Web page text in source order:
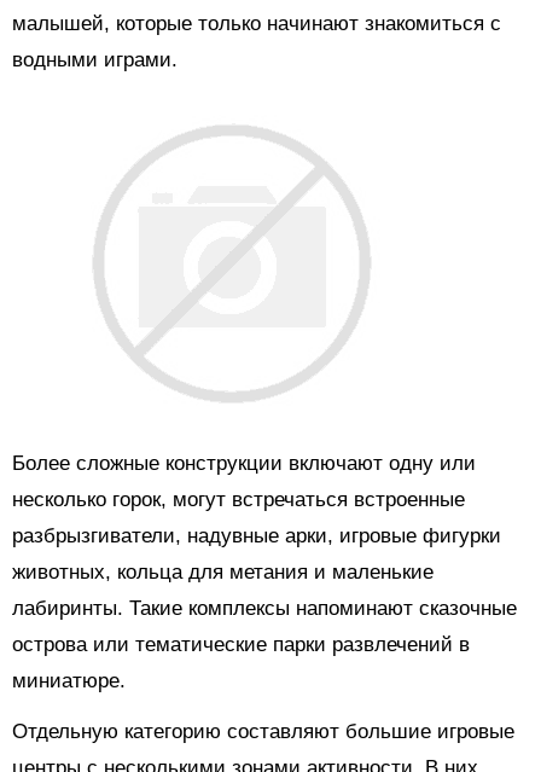
малышей, которые только начинают знакомиться с
водными играми.
Более сложные конструкции включают одну или
несколько горок, могут встречаться встроенные
разбрызгиватели, надувные арки, игровые фигурки
животных, кольца для метания и маленькие
лабиринты. Такие комплексы напоминают сказочные
острова или тематические парки развлечений в
миниатюре.
Отдельную категорию составляют большие игровые